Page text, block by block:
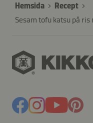
Hemsida
Recept
Sesam tofu katsu på